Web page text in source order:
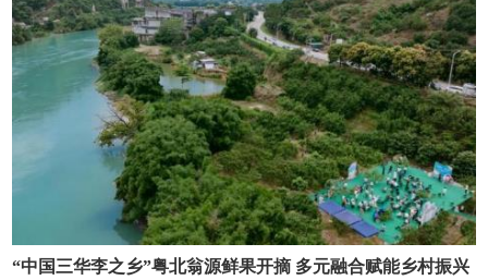
“中国三华李之乡”粤北翁源鲜果开摘 多元融合赋能乡村振兴